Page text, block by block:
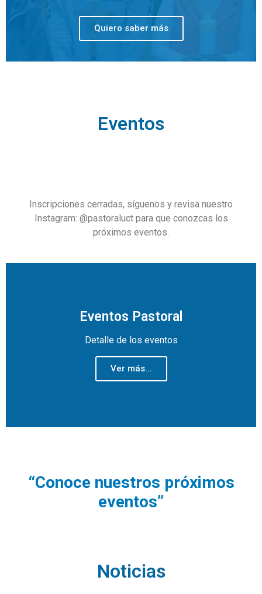
Quiero saber más
Eventos
Inscripciones cerradas, síguenos y revisa nuestro
Instagram: @pastoraluct para que conozcas los
próximos eventos.
Eventos Pastoral
Detalle de los eventos
Ver más...
“Conoce nuestros próximos
eventos”
Noticias